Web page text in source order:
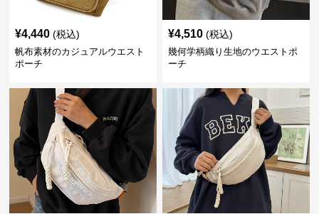
¥4,440 (税込)
帆布素材のカジュアルウエスト
ポーチ
¥4,510 (税込)
幾何学柄織り生地のウエストポ
ーチ